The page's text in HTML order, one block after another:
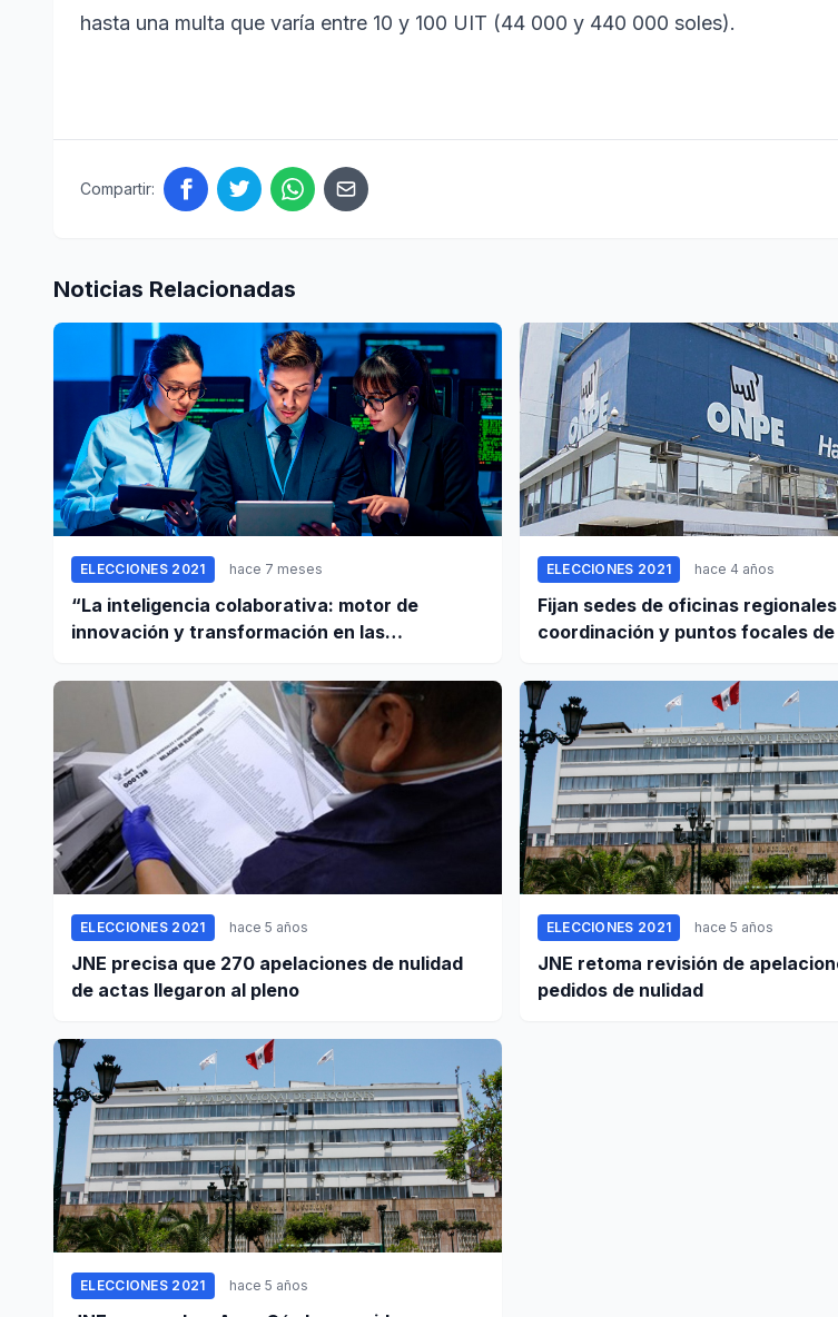
hasta una multa que varía entre 10 y 100 UIT (44 000 y 440 000 soles).
Compartir:
Noticias Relacionadas
ELECCIONES 2021 hace 7 meses
“La inteligencia colaborativa: motor de
innovación y transformación en las
ELECCIONES 2021 hace 4 años
Fijan sedes de oficinas
coordinación y puntos focales de
ELECCIONES 2021 hace 5 años
JNE precisa que 270 apelaciones de nulidad
de actas llegaron al pleno
ELECCIONES 2021 hace 5 años
JNE retoma revisión de
pedidos de nulidad
ELECCIONES 2021 hace 5 años